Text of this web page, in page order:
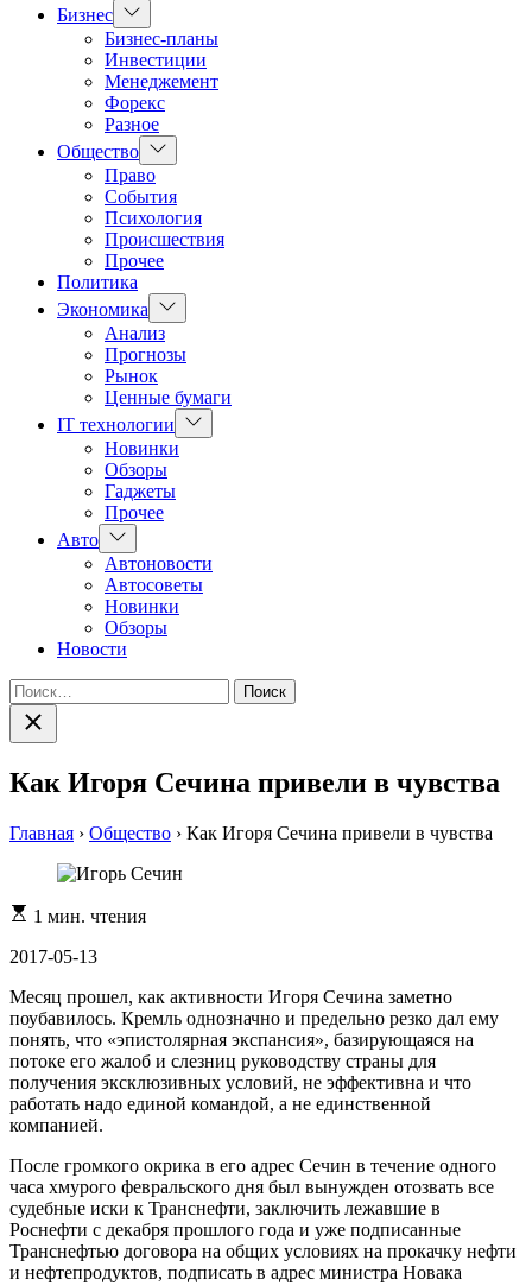
Бизнес Показать
подменю
Бизнес-планы
Инвестиции
Менеджемент
Форекс
Разное
Общество Показать
подменю
Право
События
Психология
Происшествия
Прочее
Политика
Экономика
Показать
подменю
Анализ
Прогнозы
Рынок
Ценные бумаги
IT технологии
Показать
подменю
Новинки
Обзоры
Гаджеты
Прочее
Авто Показать
подменю
Автоновости
Автосоветы
Новинки
Обзоры
Новости
Найти:
Закрыть
поиск
Как Игоря Сечина привели в чувства
Главная › Общество › Как Игоря Сечина привели в чувства
Расчетное
чтения
1 мин. чтения
2017-05-13
Месяц прошел, как активности Игоря Сечина заметно
поубавилось. Кремль однозначно и предельно резко дал ему
понять, что «эпистолярная экспансия», базирующаяся на
потоке его жалоб и слезниц руководству страны для
получения эксклюзивных условий, не эффективна и что
работать надо единой командой, а не единственной
компанией.
После громкого окрика в его адрес Сечин в течение одного
часа хмурого февральского дня был вынужден отозвать все
судебные иски к Транснефти, заключить лежавшие в
Роснефти с декабря прошлого года и уже подписанные
Транснефтью договора на общих условиях на прокачку нефти
и нефтепродуктов, подписать в адрес министра Новака